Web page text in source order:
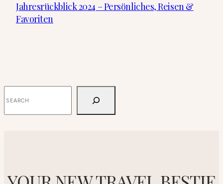
Jahresrückblick 2024 – Persönliches, Reisen &
Favoriten